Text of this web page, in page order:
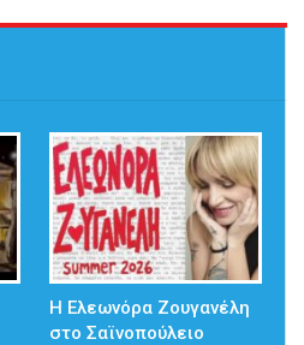
Η Ελεωνόρα Ζουγανέλη
στο Σαϊνοπούλειο